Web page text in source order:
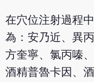
在穴位注射過程
為：安乃近、異
方奎寧、氯丙嗪
酒精普魯卡因、